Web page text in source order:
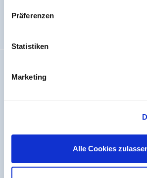
Präferenzen
Statistiken
Marketing
Alle Cookies
8 AM – 12 AM / 2 - 4
Local pickup:
value of goods worth